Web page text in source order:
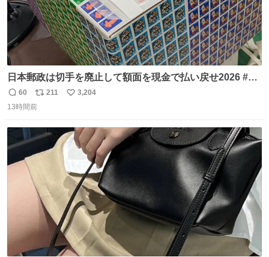
日本郵政は切手を廃止して額面を現金で払い戻せ2026 #日
本郵政 @JapanPostHD_PR
返
信
60
リ
ポ
ト
211
い
数
3,204
13時間前